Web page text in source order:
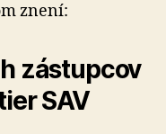
znení:
zástupcov
SAV